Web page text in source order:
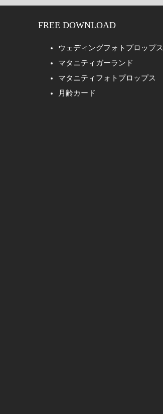
FREE DOWNLOAD
ウェディングフォトプロップス
マタニティガーランド
マタニティフォトプロップス
月齢カード